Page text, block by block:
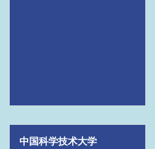
中国科学技术大学